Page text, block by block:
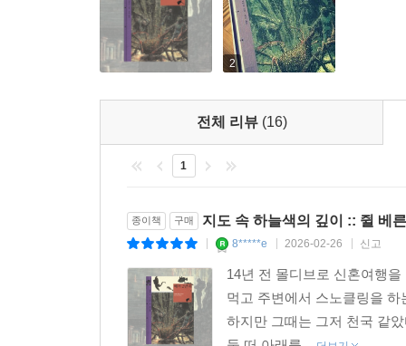
2
전체 리뷰 (16)
1
종이책 구매 지도 속 하늘색의 깊이 :: 쥘 베
8*****e 2026-02-26 신고
14년 전 몰디브로 신혼여행
먹고 주변에서 스노클링을
하지만 그때는 그저 천국 같